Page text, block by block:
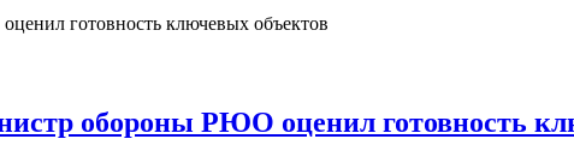
обороны РЮО оценил готовность